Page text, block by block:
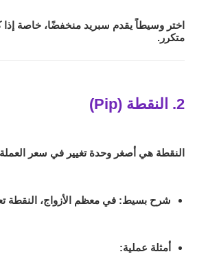
اختر وسيطاً يقدم سبريد منخفضًا، خاصة
متكرر.
2. النقطة (Pip)
النقطة هي أصغر وحدة تغيير في سعر
شرح بسيط: في معظم الأزواج، النقطة تعادل
أمثلة عملية: